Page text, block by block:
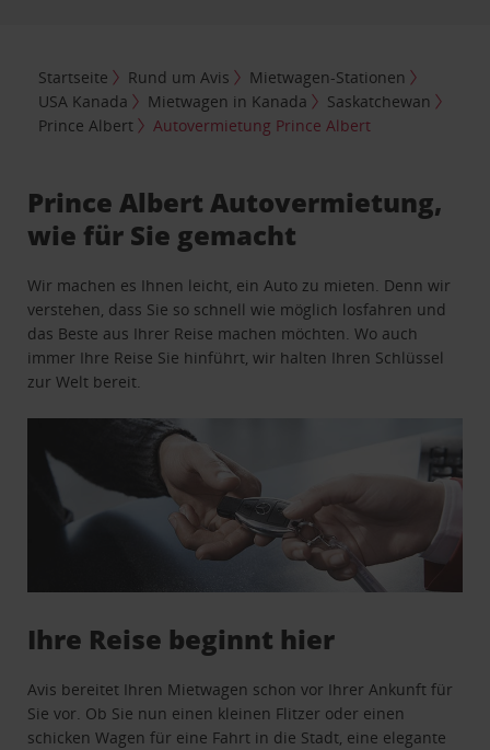
Startseite Rund um Avis
Mietwagen-Stationen
USA Kanada
Mietwagen in Kanada
Saskatchewan
Prince Albert
Autovermietung Prince Albert
Prince Albert Autovermietung,
wie für Sie gemacht
Wir machen es Ihnen leicht, ein Auto zu mieten. Denn wir
verstehen, dass Sie so schnell wie möglich losfahren und
das Beste aus Ihrer Reise machen möchten. Wo auch
immer Ihre Reise Sie hinführt, wir halten Ihren Schlüssel
zur Welt bereit.
Ihre Reise beginnt hier
Avis bereitet Ihren Mietwagen schon vor Ihrer Ankunft für
Sie vor. Ob Sie nun einen kleinen Flitzer oder einen
schicken Wagen für eine Fahrt in die Stadt, eine elegante